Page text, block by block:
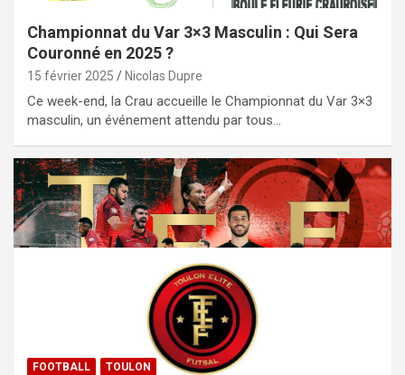
Championnat du Var 3×3 Masculin : Qui Sera
Couronné en 2025 ?
15 février 2025 Nicolas Dupre
Ce week-end, la Crau accueille le Championnat du Var 3×3
masculin, un événement attendu par tous…
FOOTBALL TOULON